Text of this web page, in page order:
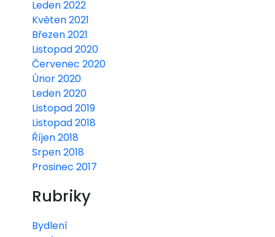
Leden 2022
Květen 2021
Březen 2021
Listopad 2020
Červenec 2020
Únor 2020
Leden 2020
Listopad 2019
Listopad 2018
Říjen 2018
Srpen 2018
Prosinec 2017
Rubriky
Bydlení